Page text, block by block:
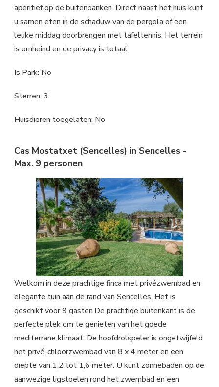
aperitief op de buitenbanken. Direct naast het huis kunt
u samen eten in de schaduw van de pergola of een
leuke middag doorbrengen met tafeltennis. Het terrein
is omheind en de privacy is totaal.
Is Park: No
Sterren: 3
Huisdieren toegelaten: No
Cas Mostatxet (Sencelles) in Sencelles -
Max. 9 personen
Welkom in deze prachtige finca met privézwembad en
elegante tuin aan de rand van Sencelles. Het is
geschikt voor 9 gasten.De prachtige buitenkant is de
perfecte plek om te genieten van het goede
mediterrane klimaat. De hoofdrolspeler is ongetwijfeld
het privé-chloorzwembad van 8 x 4 meter en een
diepte van 1,2 tot 1,6 meter. U kunt zonnebaden op de
aanwezige ligstoelen rond het zwembad en een